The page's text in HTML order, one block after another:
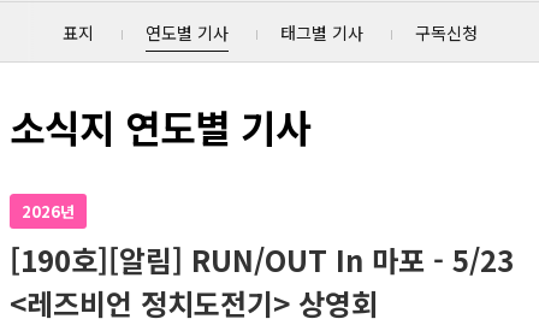
표지 연도별 기사 태그별 기사 구독신청
소식지 연도별 기사
2026년
[190호][알림] RUN/OUT In 마포 - 5/23
<레즈비언 정치도전기> 상영회